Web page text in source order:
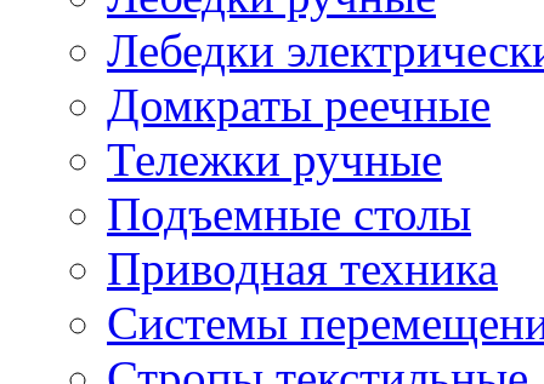
Лебедки
Домкраты реечные
Тележки ручные
Подъемные столы
Приводная техника
Системы